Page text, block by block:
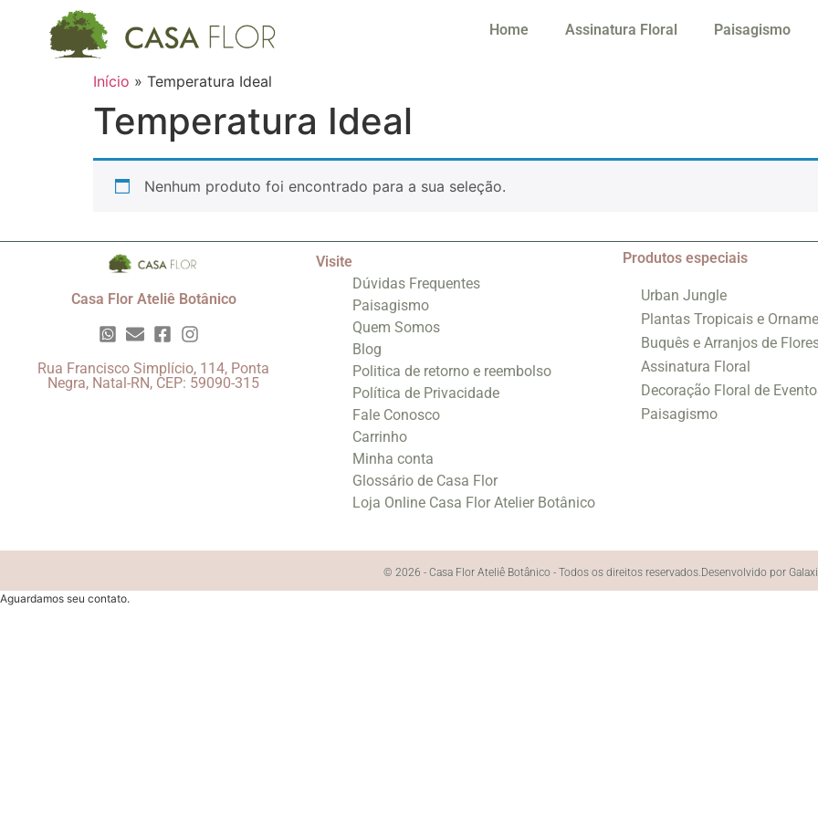
Home Assinatura Floral Paisagismo
Início » Temperatura Ideal
Temperatura Ideal
Nenhum produto foi encontrado para a sua seleção.
Casa Flor Ateliê Botânico
Rua Francisco Simplício, 114, Ponta
Negra, Natal-RN, CEP: 59090-315
Visite
Dúvidas Frequentes
Paisagismo
Quem Somos
Blog
Politica de retorno e reembolso
Política de Privacidade
Fale Conosco
Carrinho
Minha conta
Glossário de Casa Flor
Loja Online Casa Flor Atelier Botânico
Produtos especiais
Urban Jungle
Plantas Tropicais e
Buquês e Arranjos de
Assinatura Floral
Decoração Floral de
Paisagismo
© 2026 - Casa Flor Ateliê Botânico - Todos os direitos reservados.Desenvolvido por
Aguardamos seu contato.